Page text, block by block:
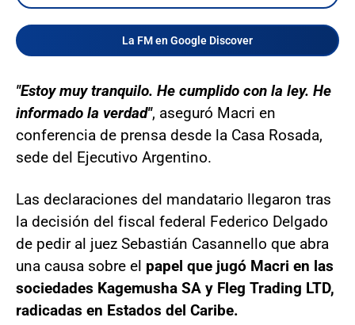
La FM en Google Discover
"Estoy muy tranquilo. He cumplido con la ley. He
informado la verdad", aseguró Macri en
conferencia de prensa desde la Casa Rosada,
sede del Ejecutivo Argentino.
Las declaraciones del mandatario llegaron tras
la decisión del fiscal federal Federico Delgado
de pedir al juez Sebastián Casannello que abra
una causa sobre el papel que jugó Macri en las
sociedades Kagemusha SA y Fleg Trading LTD,
radicadas en Estados del Caribe.